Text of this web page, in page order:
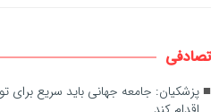
تصادفی
پزشکیان: جامعه جهانی باید سریع